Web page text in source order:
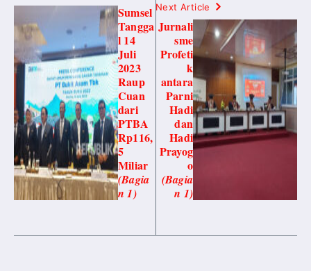
Sumsel
Tangga
l 14
Juli
2023
Raup
Cuan
dari
PTBA
Rp116,
5
Miliar
(Bagia
n 1)
Next Article
Jurnali
sme
Profeti
k
antara
Parni
Hadi
dan
Hadi
Prayog
o
(Bagia
n 1)